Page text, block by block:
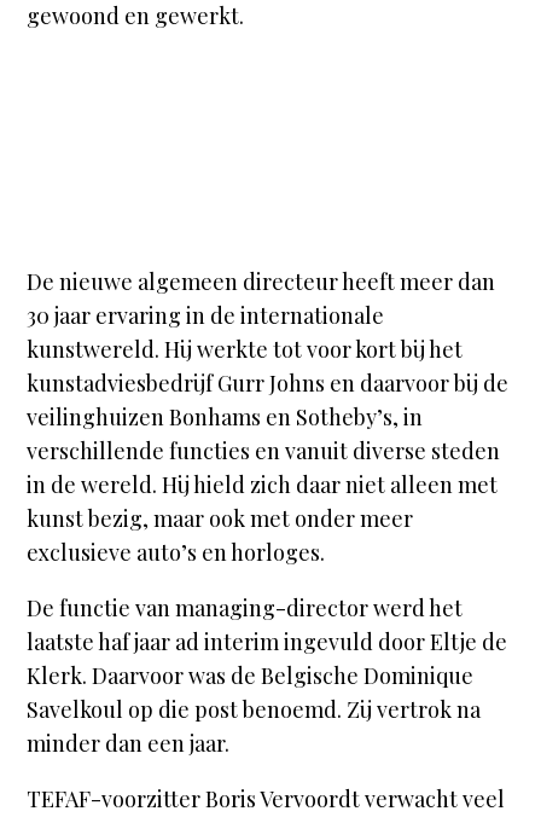
gewoond en gewerkt.
De nieuwe algemeen directeur heeft meer dan
30 jaar ervaring in de internationale
kunstwereld. Hij werkte tot voor kort bij het
kunstadviesbedrijf Gurr Johns en daarvoor bij de
veilinghuizen Bonhams en Sotheby’s, in
verschillende functies en vanuit diverse steden
in de wereld. Hij hield zich daar niet alleen met
kunst bezig, maar ook met onder meer
exclusieve auto’s en horloges.
De functie van managing-director werd het
laatste haf jaar ad interim ingevuld door Eltje de
Klerk. Daarvoor was de Belgische Dominique
Savelkoul op die post benoemd. Zij vertrok na
minder dan een jaar.
TEFAF-voorzitter Boris Vervoordt verwacht veel